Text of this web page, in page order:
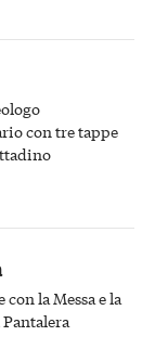
con tre tappe
la Messa e la